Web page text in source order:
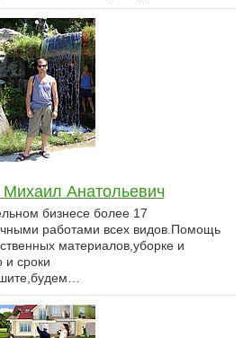
Михаил Анатольевич
бизнесе более 17
работами всех видов.Помощь
материалов,уборке и
и сроки